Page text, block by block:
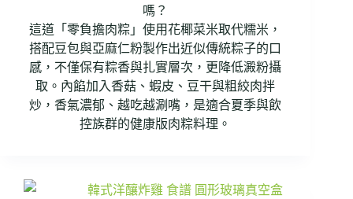
嗎？
這道「零負擔肉粽」使用花椰菜米取代糯米，
搭配豆包與亞麻仁粉製作出近似傳統粽子的口
感，不僅保有粽香與扎實層次，更降低澱粉攝
取。內餡加入香菇、蝦皮、豆干與粗絞肉拌
炒，香氣濃郁、越吃越涮嘴，是適合夏季與飲
控族群的健康版肉粽料理。